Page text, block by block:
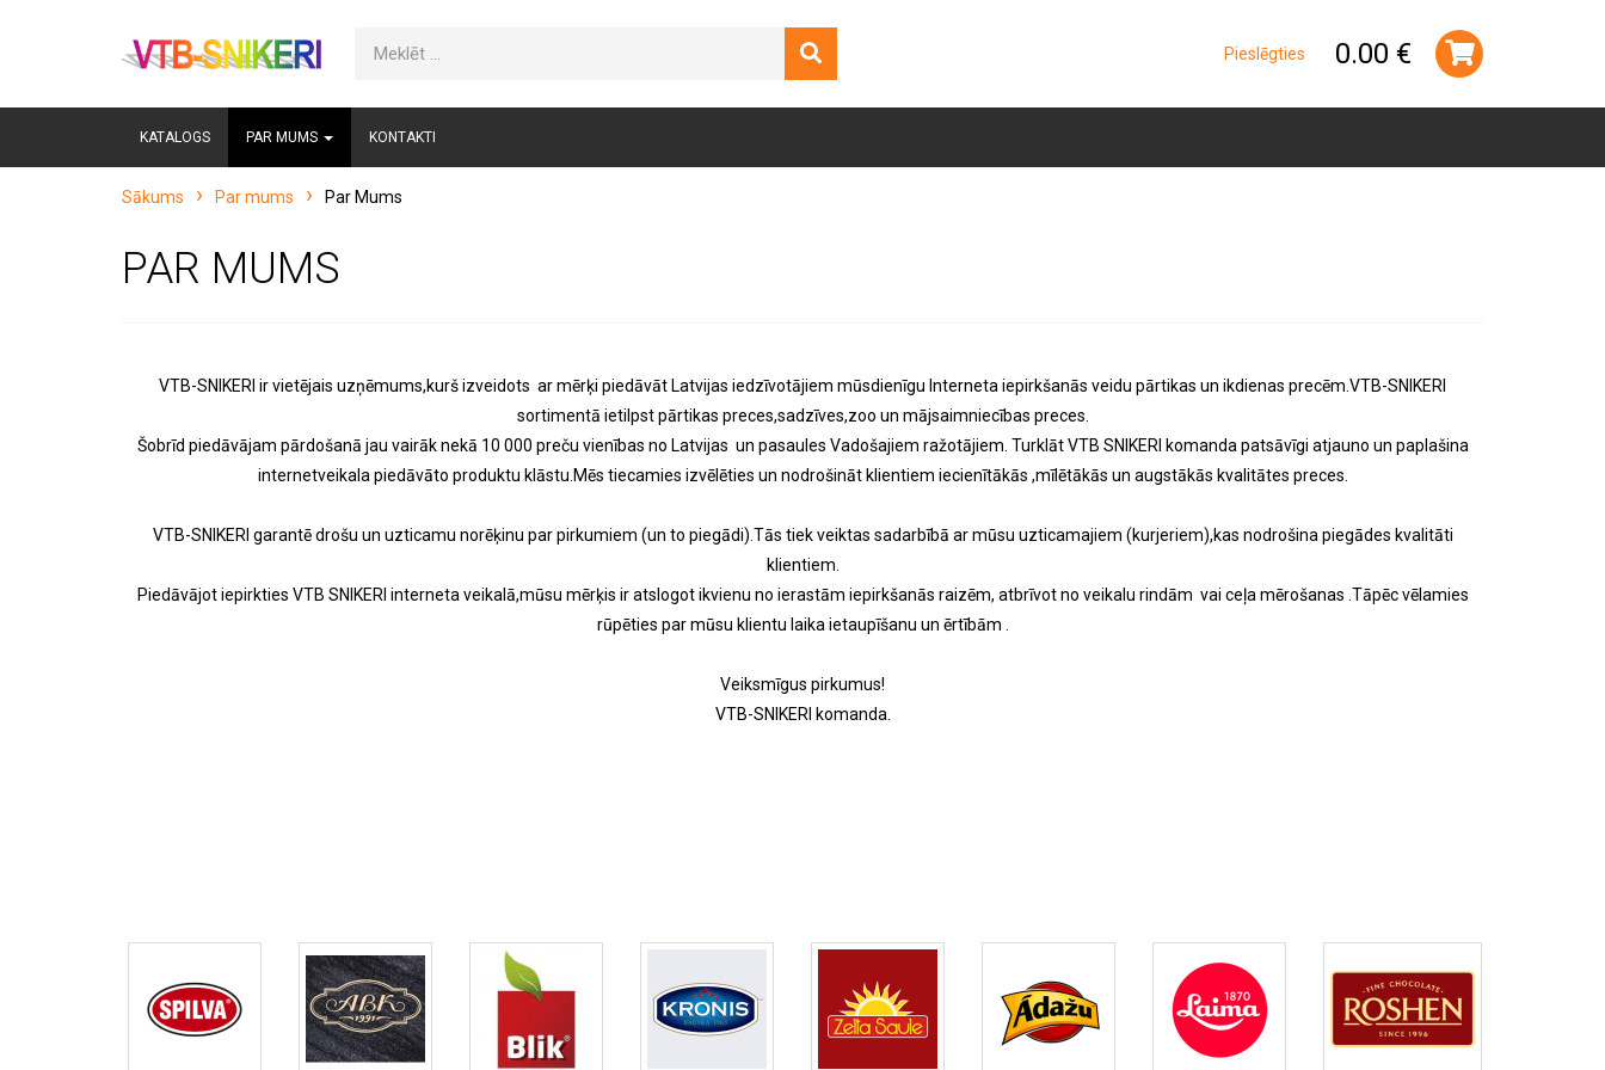
Pieslēgties 0.00 €
KATALOGS PAR MUMS KONTAKTI
Sākums Par mums Par Mums
PAR MUMS
VTB-SNIKERI ir vietējais uzņēmums,kurš izveidots ar mērķi piedāvāt Latvijas iedzīvotājiem mūsdienīgu Interneta iepirkšanās veidu pārtikas un ikdienas precēm.VTB-SNIKERI
sortimentā ietilpst pārtikas preces,sadzīves,zoo un mājsaimniecības preces.
Šobrīd piedāvājam pārdošanā jau vairāk nekā 10 000 preču vienības no Latvijas un pasaules Vadošajiem ražotājiem. Turklāt VTB SNIKERI komanda patsāvīgi atjauno un paplašina
internetveikala piedāvāto produktu klāstu.Mēs tiecamies izvēlēties un nodrošināt klientiem iecienītākās ,mīlētākās un augstākās kvalitātes preces.
VTB-SNIKERI garantē drošu un uzticamu norēķinu par pirkumiem (un to piegādi).Tās tiek veiktas sadarbībā ar mūsu uzticamajiem (kurjeriem),kas nodrošina piegādes kvalitāti
klientiem.
Piedāvājot iepirkties VTB SNIKERI interneta veikalā,mūsu mērķis ir atslogot ikvienu no ierastām iepirkšanās raizēm, atbrīvot no veikalu rindām vai ceļa mērošanas .Tāpēc vēlamies
rūpēties par mūsu klientu laika ietaupīšanu un ērtībām .
Veiksmīgus pirkumus!
VTB-SNIKERI komanda.